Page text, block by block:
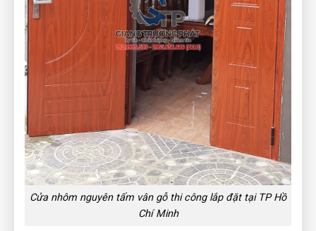
Cửa nhôm nguyên tấm vân gỗ thi công lắp đặt tại TP Hồ
Chí Minh